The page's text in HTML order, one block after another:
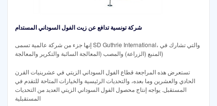
شركة تونسية تدافع عن زيت الفول السوداني المستدام
إنها جزء من شركة عالمية تسمى SD Guthrie International، والتي تشارك في
المنبع (الزراعة) والمصب (المعالجة السائبة والتكرير والمعالجة)
تستعرض هذه المراجعة قطاع الفول السوداني الزيتي في عشرينيات القرن
الحادي والعشرين وما بعده، والتحديات الرئيسية والخيارات المتاحة للتقدم في
المستقبل. يواجه إنتاج محصول الفول السوداني الزيتي العديد من التحديات
المستقبلية